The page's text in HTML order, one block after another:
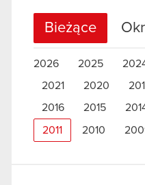
Bieżące
2026 2025
2021
2020
2016
2015
2011 2010